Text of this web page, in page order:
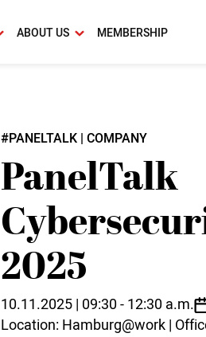
ABOUT US MEMBERSHIP
#PANELTALK COMPANY
PanelTalk
2025
10.11.2025 | 09:30 - 12:30 a.m.
Location: Hamburg@work |